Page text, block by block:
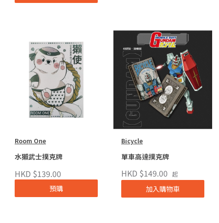
Room One
水獺武士撲克牌
HKD $139.00
預購
Bicycle
單車高達撲克牌
HKD $149.00 起
加入購物車